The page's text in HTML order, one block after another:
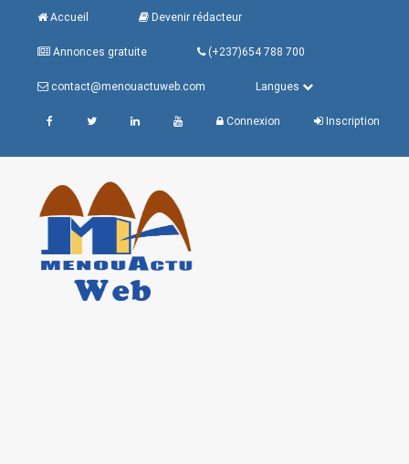
Accueil Devenir rédacteur
Annonces gratuite (+237)654 788 700
contact@menouactuweb.com Langues
Connexion Inscription